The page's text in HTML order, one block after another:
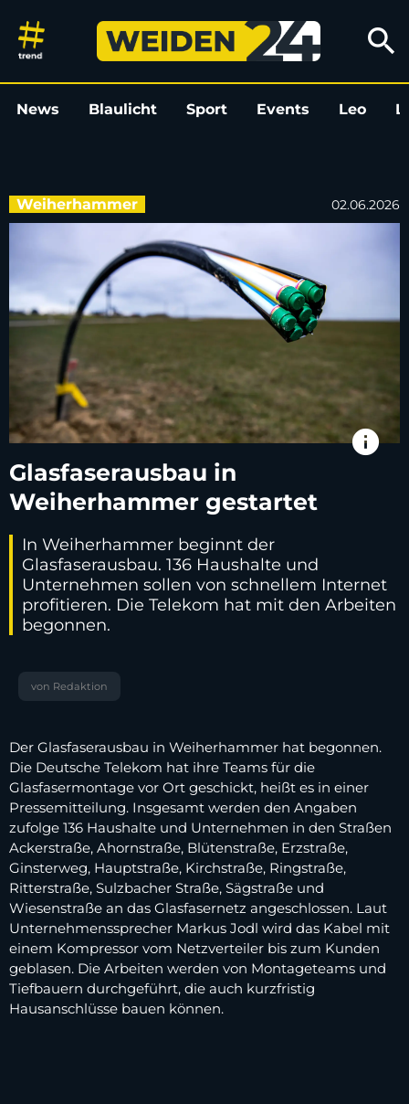
Glasfaserausbau in
search
News Blaulicht Sport Events Leo
Weiherhammer 02.06.2026
info
Glasfaserausbau in
Weiherhammer gestartet
In Weiherhammer beginnt der
Glasfaserausbau. 136 Haushalte und
Unternehmen sollen von schnellem Internet
profitieren. Die Telekom hat mit den Arbeiten
begonnen.
von Redaktion
Der Glasfaserausbau in Weiherhammer hat begonnen.
Die Deutsche Telekom hat ihre Teams für die
Glasfasermontage vor Ort geschickt, heißt es in einer
Pressemitteilung. Insgesamt werden den Angaben
zufolge 136 Haushalte und Unternehmen in den Straßen
Ackerstraße, Ahornstraße, Blütenstraße, Erzstraße,
Ginsterweg, Hauptstraße, Kirchstraße, Ringstraße,
Ritterstraße, Sulzbacher Straße, Sägstraße und
Wiesenstraße an das Glasfasernetz angeschlossen. Laut
Unternehmenssprecher Markus Jodl wird das Kabel mit
einem Kompressor vom Netzverteiler bis zum Kunden
geblasen. Die Arbeiten werden von Montageteams und
Tiefbauern durchgeführt, die auch kurzfristig
Hausanschlüsse bauen können.